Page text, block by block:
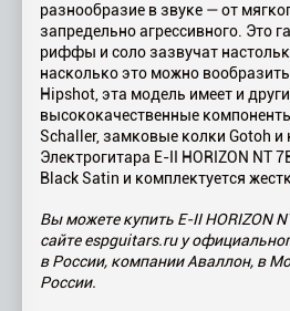
разнообразие в звуке — от
запредельно агрессивного. Это
риффы и соло зазвучат
насколько это можно
Hipshot, эта модель имеет и
высококачественные
Schaller, замковые колки Gotoh и
Электрогитара E-II HORIZON NT
Black Satin и комплектуется
Вы можете купить E-II HORIZON
сайте espguitars.ru у
в России, компании Аваллон, в
России.